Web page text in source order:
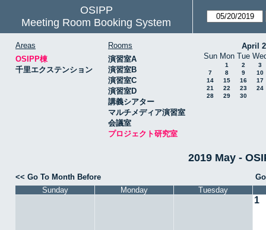
OSIPP
Meeting Room Booking System
Areas
OSIPP棟
千里エクステンション
Rooms
演習室A
演習室B
演習室C
演習室D
講義シアター
マルチメディア演習室
会議室
プロジェクト研究室
April
Sun Mon Tue
1 2
3
7
8 9
10
14
15 16
17
21
22 23
24
28
29 30
2019 May -
<< Go To Month Before
Sunday
Monday Tuesday
1